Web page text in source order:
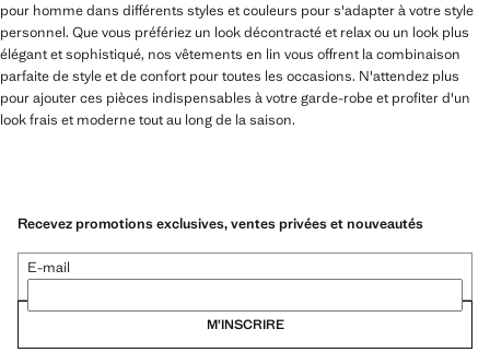
pour homme dans différents styles et couleurs pour s'adapter à votre style
personnel. Que vous préfériez un look décontracté et relax ou un look plus
élégant et sophistiqué, nos vêtements en lin vous offrent la combinaison
parfaite de style et de confort pour toutes les occasions. N'attendez plus
pour ajouter ces pièces indispensables à votre garde-robe et profiter d'un
look frais et moderne tout au long de la saison.
Recevez promotions exclusives, ventes privées et nouveautés
E-mail
M’INSCRIRE